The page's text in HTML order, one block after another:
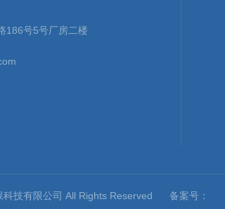
186号5号厂房二楼
科技有限公司 All Rights Reserved 备案号：